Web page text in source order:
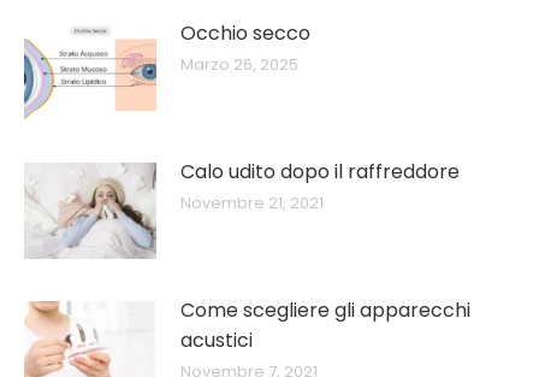
Occhio secco
Marzo 26, 2025
Calo udito dopo il raffreddore
Novembre 21, 2021
Come scegliere gli apparecchi
acustici
Novembre 7, 2021